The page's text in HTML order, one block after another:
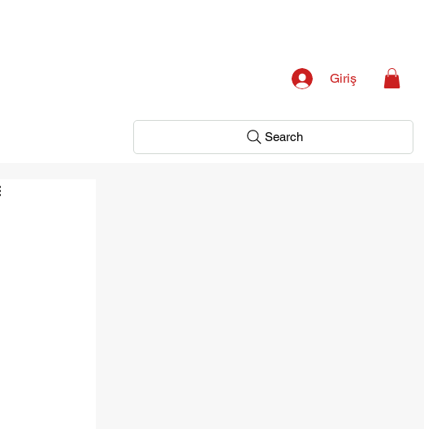
Giriş
Search